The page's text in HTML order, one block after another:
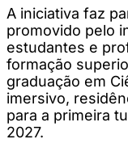
A iniciativa faz
promovido pelo
estudantes e
formação
graduação em
imersivo,
para a primeira
2027.